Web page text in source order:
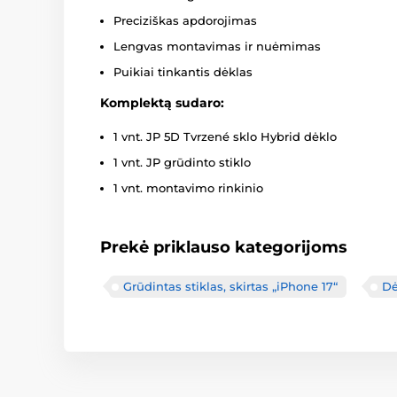
Preciziškas apdorojimas
Lengvas montavimas ir nuėmimas
Puikiai tinkantis dėklas
Komplektą sudaro:
1 vnt. JP 5D Tvrzené sklo Hybrid dėklo
1 vnt. JP grūdinto stiklo
1 vnt. montavimo rinkinio
Prekė priklauso kategorijoms
Grūdintas stiklas, skirtas „iPhone 17“